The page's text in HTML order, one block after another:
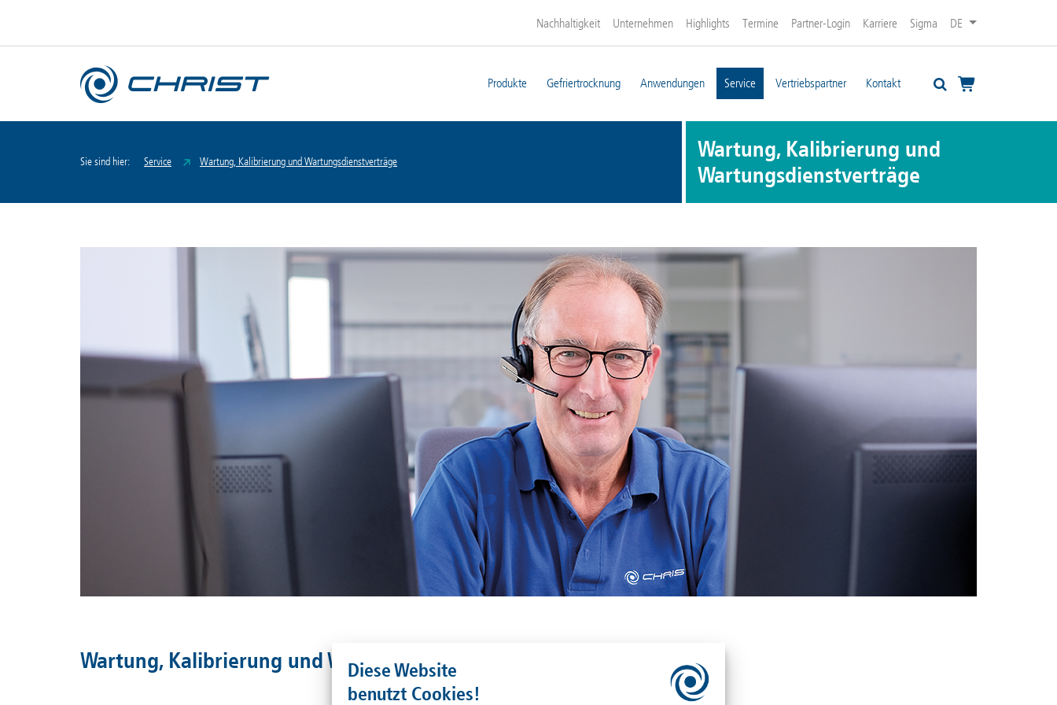
Nachhaltigkeit Unternehmen Highlights Termine Partner-Login Karriere Sigma DE
Produkte Gefriertrocknung Anwendungen Service Vertriebspartner Kontakt
Sie sind hier: Service Wartung, Kalibrierung und Wartungsdienstverträge
Wartung, Kalibrierung und
Wartungsdienstverträge
Wartung, Kalibrierung und Wartungsdienstverträge
Diese Website
benutzt Cookies!